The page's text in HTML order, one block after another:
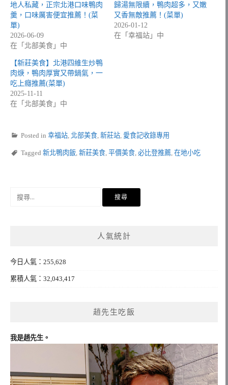
地人私藏，正宗北港口味鴨肉
羹，口味厲害便宜推薦！(菜
單)
2026-06-09
在「北部美食」中
歸湯無限續，鴨肉超多，又嫩
又香無敵推薦！(菜單)
2026-01-12
在「幸福站」中
【新莊美食】北港四維生炒鴨
肉焿，鴨肉厚實又帶鍋氣，一
吃上癮推薦(菜單)
2025-11-11
在「北部美食」中
Posted in 幸福站 北部美食 新莊站 愛食記收錄專用
Tagged 新北鴨肉飯 新莊美食 平價美食 必比登推薦 在地小吃
人氣統計
今日人氣：255,628
累積人氣：32,043,417
趙先生吃飯
我是趙先生。